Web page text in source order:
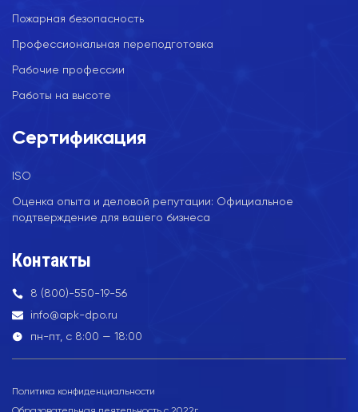
Пожарная безопасность
Профессиональная переподготовка
Рабочие профессии
Работы на высоте
Сертификация
ISO
Оценка опыта и деловой репутации: Официальное
подтверждение для вашего бизнеса
Контакты
8 (800)-550-19-56
info@apk-dpo.ru
пн-пт, с 8:00 — 18:00
Политика конфиденциальности